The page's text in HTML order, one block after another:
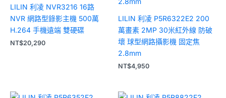
LILIN 利凌 NVR3216 16路
NVR 網路型錄影主機 500萬
H.264 手機遠端 雙硬碟
NT$20,290
LILIN 利凌 P5R6322E2 200
萬畫素 2MP 30米紅外線 防破
壞 球型網路攝影機 固定焦
2.8mm
NT$4,950